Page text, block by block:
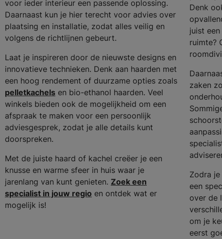
voor ieder interieur een passende oplossing.
Daarnaast kun je hier terecht voor advies over
plaatsing en installatie, zodat alles veilig en
volgens de richtlijnen gebeurt.
Laat je inspireren door de nieuwste designs en
innovatieve technieken. Denk aan haarden met
een hoog rendement of duurzame opties zoals
pelletkachelsen bio-ethanol haarden. Veel
winkels bieden ook de mogelijkheid om een
afspraak te maken voor een persoonlijk
adviesgesprek, zodat je alle details kunt
doorspreken.
Met de juiste haard of kachel creëer je een
knusse en warme sfeer in huis waar je
jarenlang van kunt genieten. Zoek een
specialist in jouw regio en ontdek wat er
mogelijk is!
Denk
juist
ruimte?
zaken
Zodra
een
over de
om je
eerst